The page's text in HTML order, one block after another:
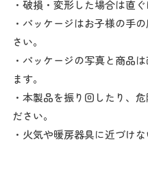
・破損・変形した場合は直
・パッケージはお子様の手
さい。
・パッケージの写真と商品
ます。
・本製品を振り回したり、
ださい。
・火気や暖房器具に近づけな